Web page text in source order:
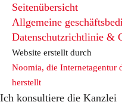
Seitenübersicht
Allgemeine
Datenschutzrichtlinie &
Website erstellt durch
Noomia, die Internetagentur
herstellt
Ich konsultiere die Kanzlei